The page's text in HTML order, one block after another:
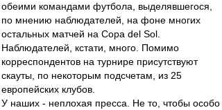
обеими командами футбола, выделявшегося,
по мнению наблюдателей, на фоне многих
остальных матчей на Copa del Sol.
Наблюдателей, кстати, много. Помимо
корреспондентов на турнире присутствуют
скауты, по некоторым подсчетам, из 25
европейских клубов.
У наших - неплохая пресса. Не то, чтобы особо